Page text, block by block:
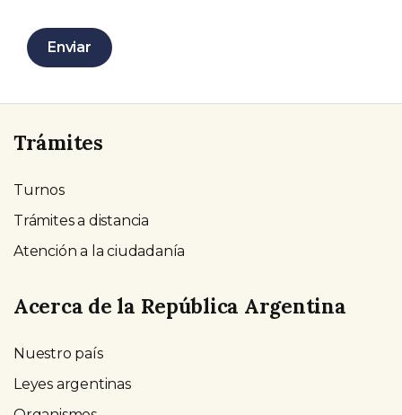
Los archivos deben ser menores que
Tipos de archivo permitidos:
Enviar
Trámites
Turnos
Trámites a distancia
Atención a la ciudadanía
Acerca de la República Argentina
Nuestro país
Leyes argentinas